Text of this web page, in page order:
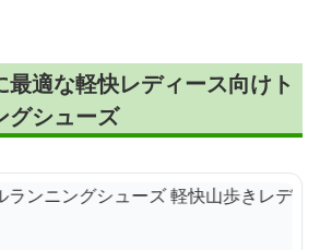
最適な軽快レディース向けト
グシューズ